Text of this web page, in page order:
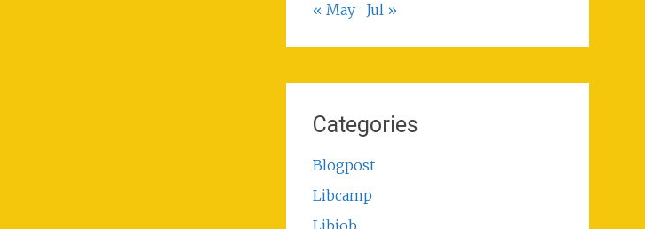
« May Jul »
Categories
Blogpost
Libcamp
Libjob